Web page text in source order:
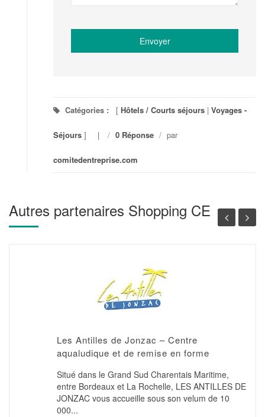
Catégories : [ Hôtels / Courts séjours | Voyages -
Séjours ] / 0 Réponse / par
comitedentreprise.com
Autres partenaires Shopping CE
Les Antilles de Jonzac – Centre
aqualudique et de remise en forme
Situé dans le Grand Sud Charentais Maritime,
entre Bordeaux et La Rochelle, LES ANTILLES DE
JONZAC vous accueille sous son velum de 10
000...